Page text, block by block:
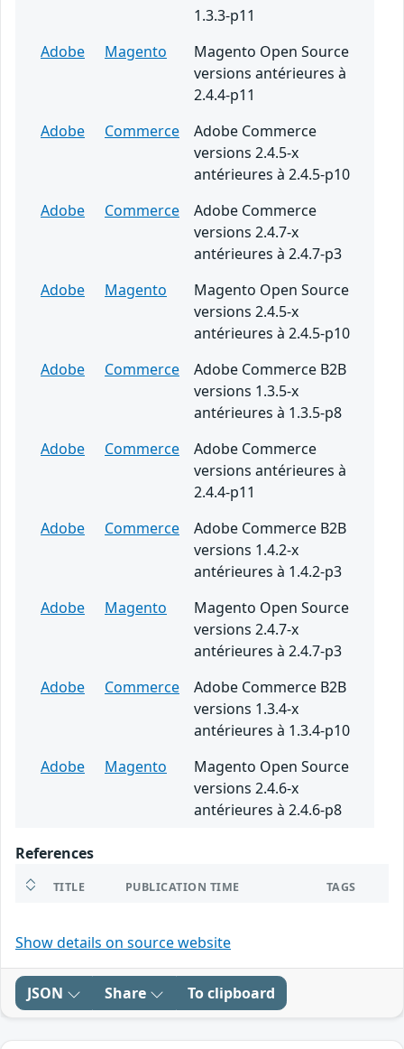
1.3.3-p11
Adobe
Magento
Magento Open Source
versions antérieures à
2.4.4-p11
Adobe
Commerce
Adobe Commerce
versions 2.4.5-x
antérieures à 2.4.5-p10
Adobe
Commerce
Adobe Commerce
versions 2.4.7-x
antérieures à 2.4.7-p3
Adobe
Magento
Magento Open Source
versions 2.4.5-x
antérieures à 2.4.5-p10
Adobe
Commerce
Adobe Commerce B2B
versions 1.3.5-x
antérieures à 1.3.5-p8
Adobe
Commerce
Adobe Commerce
versions antérieures à
2.4.4-p11
Adobe
Commerce
Adobe Commerce B2B
versions 1.4.2-x
antérieures à 1.4.2-p3
Adobe
Magento
Magento Open Source
versions 2.4.7-x
antérieures à 2.4.7-p3
Adobe
Commerce
Adobe Commerce B2B
versions 1.3.4-x
antérieures à 1.3.4-p10
Adobe
Magento
Magento Open Source
versions 2.4.6-x
antérieures à 2.4.6-p8
References
TITLE PUBLICATION TIME TAGS
Show details on source website
JSON Share To clipboard